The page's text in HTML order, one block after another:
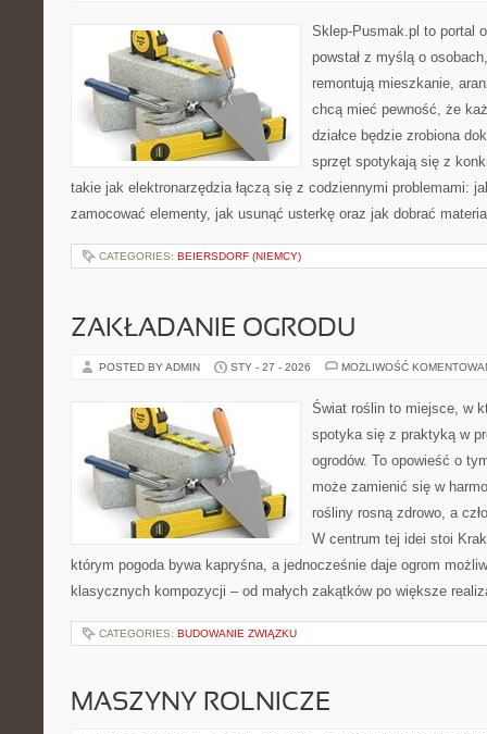
Sklep-Pusmak.pl to portal
powstał z myślą o
remontują mieszkanie,
chcą mieć pewność, że
działce będzie zrobiona
sprzęt spotykają się z
takie jak elektronarzędzia łączą się z codziennymi problemami:
zamocować elementy, jak usunąć usterkę oraz jak dobrać
CATEGORIES: BEIERSDORF (NIEMCY)
ZAKŁADANIE OGRODU
POSTED BY ADMIN STY - 27 - 2026 MOŻLIWOŚĆ
Świat roślin to miejsce, w
spotyka się z praktyką w
ogrodów. To opowieść o
może zamienić się w
rośliny rosną zdrowo, a
W centrum tej idei stoi
którym pogoda bywa kapryśna, a jednocześnie daje ogrom
klasycznych kompozycji – od małych zakątków po większe
CATEGORIES: BUDOWANIE ZWIĄZKU
MASZYNY ROLNICZE